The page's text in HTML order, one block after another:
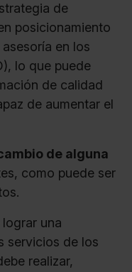
de
posicionamiento
en los
lo que puede
de calidad
de aumentar el
de alguna
como puede ser
una
servicios de los
realizar,